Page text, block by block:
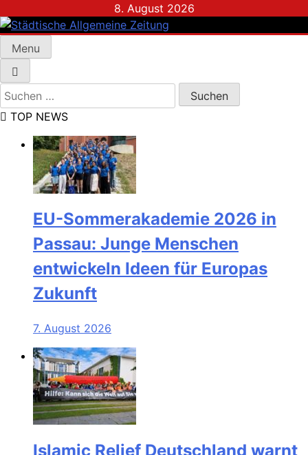
to
content
8. August 2026
Städtische Allgemeine Zeitung
Menu
Suchen
nach:
TOP NEWS
EU-Sommerakademie 2026 in
Passau: Junge Menschen
entwickeln Ideen für Europas
Zukunft
7. August 2026
Islamic Relief Deutschland warnt